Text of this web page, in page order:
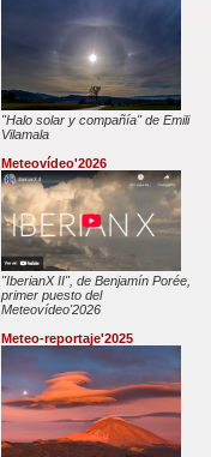
"Halo solar y compañía" de Emili
Vilamala
Meteovídeo'2026
"IberianX II", de Benjamín Porée,
primer puesto del
Meteovídeo'2026
Meteo-reportaje'2025